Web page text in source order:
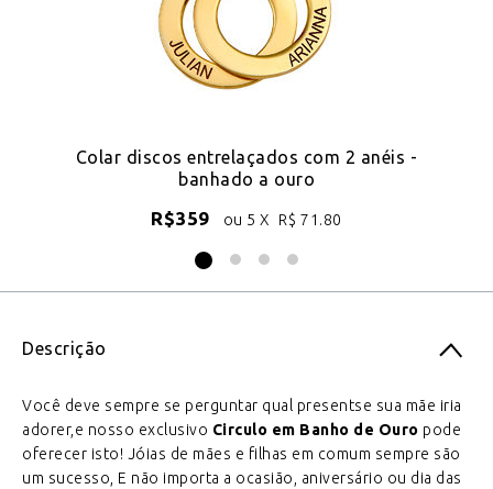
Colar discos entrelaçados com 2 anéis -
banhado a ouro
R$359 ou 5 X R$ 71.80
Descrição
Você deve sempre se perguntar qual presentse sua mãe iria
adorer,e nosso exclusivo Circulo em Banho de Ouro pode
oferecer isto! Jóias de mães e filhas em comum sempre são
um sucesso, E não importa a ocasião, aniversário ou dia das